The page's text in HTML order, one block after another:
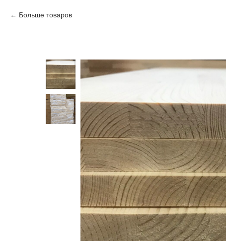
Больше товаров